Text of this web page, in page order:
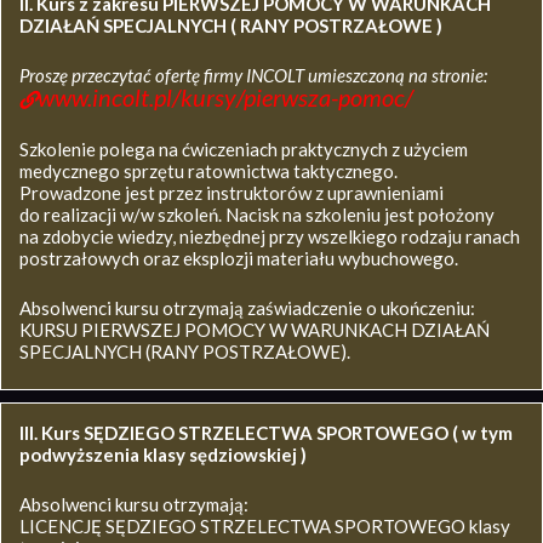
DZIAŁAŃ SPECJALNYCH ( RANY POSTRZAŁOWE )
Proszę przeczytać ofertę firmy INCOLT umieszczoną na stronie:
www.incolt.pl/kursy/pierwsza-pomoc/
Szkolenie polega na ćwiczeniach praktycznych z użyciem
medycznego sprzętu ratownictwa taktycznego.
Prowadzone jest przez instruktorów z uprawnieniami
do realizacji w/w szkoleń. Nacisk na szkoleniu jest położony
na zdobycie wiedzy, niezbędnej przy wszelkiego rodzaju ranach
postrzałowych oraz eksplozji materiału wybuchowego.
Absolwenci kursu otrzymają zaświadczenie o ukończeniu:
KURSU PIERWSZEJ POMOCY W WARUNKACH DZIAŁAŃ
SPECJALNYCH (RANY POSTRZAŁOWE).
III. Kurs SĘDZIEGO STRZELECTWA SPORTOWEGO ( w tym
podwyższenia klasy sędziowskiej )
Absolwenci kursu otrzymają:
LICENCJĘ SĘDZIEGO STRZELECTWA SPORTOWEGO klasy